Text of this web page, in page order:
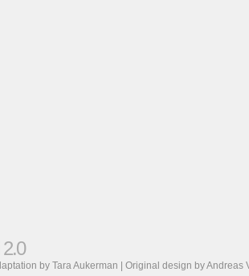
by Tara Aukerman | Original design byAndreas